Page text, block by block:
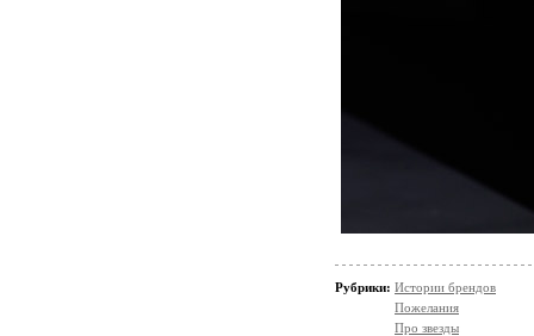
Рубрики: Истории брендов
Пожелания
Про звезды